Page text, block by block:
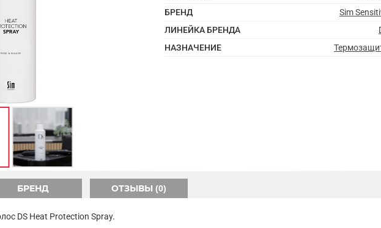
БРЕНД
Sim
ЛИНЕЙКА БРЕНДА
НАЗНАЧЕНИЕ
БРЕНД ОТЗЫВЫ (0)
DS Heat Protection Spray.